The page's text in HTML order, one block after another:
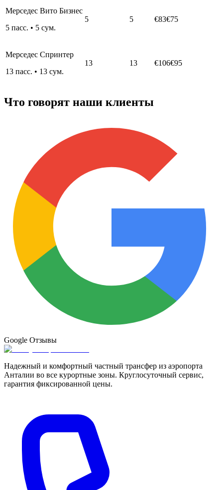
Мерседес Вито Бизнес
5 пасс. • 5 сум.
5 5 €83€75
Мерседес Спринтер
13 пасс. • 13 сум.
13 13 €106€95
Что говорят наши клиенты
Google Отзывы
Надежный и комфортный частный трансфер из аэропорта
Анталии во все курортные зоны. Круглосуточный сервис,
гарантия фиксированной цены.